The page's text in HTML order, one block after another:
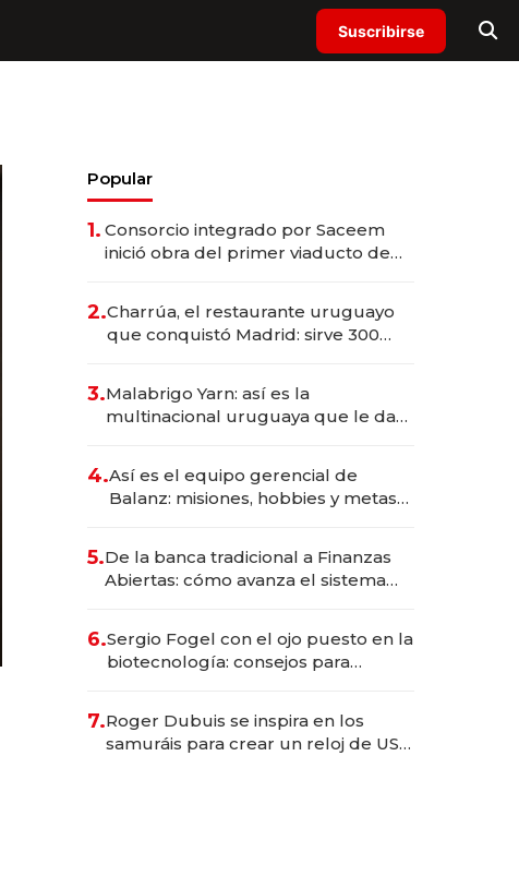
Suscribirse
Popular
1. Consorcio integrado por Saceem
inició obra del primer viaducto de
millones
2.Charrúa, el restaurante uruguayo
que conquistó Madrid: sirve 300
prepara apertura
3.Malabrigo Yarn: así es la
multinacional uruguaya que le da
4.Así es el equipo gerencial de
Balanz: misiones, hobbies y metas
5.De la banca tradicional a Finanzas
Abiertas: cómo avanza el sistema
6.Sergio Fogel con el ojo puesto en la
biotecnología: consejos para
7.Roger Dubuis se inspira en los
samuráis para crear un reloj de US$